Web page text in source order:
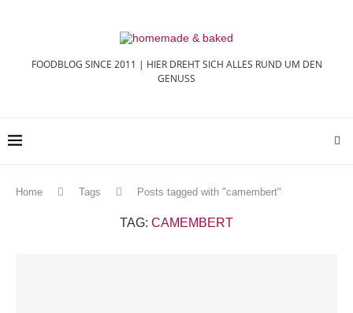
FOODBLOG SINCE 2011 | HIER DREHT SICH ALLES RUND UM DEN
GENUSS
Home Tags Posts tagged with "camembert"
TAG: CAMEMBERT